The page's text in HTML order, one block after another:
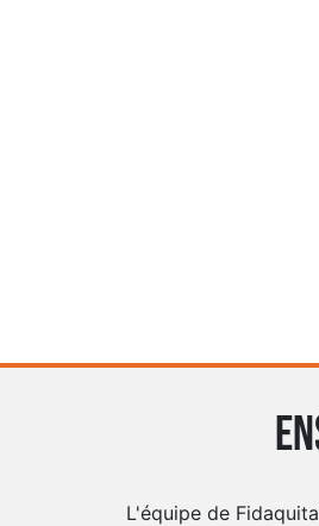
L'équipe de